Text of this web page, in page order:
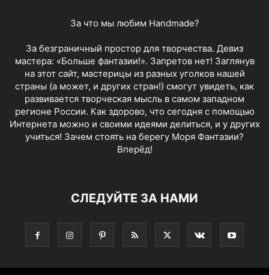
За что мы любим Handmade?
За безграничный простор для творчества. Девиз
мастера: «Больше фантазии!». Запретов нет! Заглянув
на этот сайт, мастерицы из разных уголков нашей
страны (а может, и других стран!) смогут увидеть, как
развивается творческая мысль в самом западном
регионе России. Как здорово, что сегодня с помощью
Интернета можно и своими идеями делиться, и у других
учиться! Зачем стоять на берегу Моря Фантазии?
Вперёд!
СЛЕДУЙТЕ ЗА НАМИ